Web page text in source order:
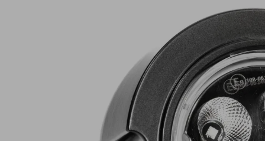
Lampy
pozycyjne LED
Panele świetlne LED
Oświetlenie
wewnętrze
Opryskiwacze polowe
Oferty
LED